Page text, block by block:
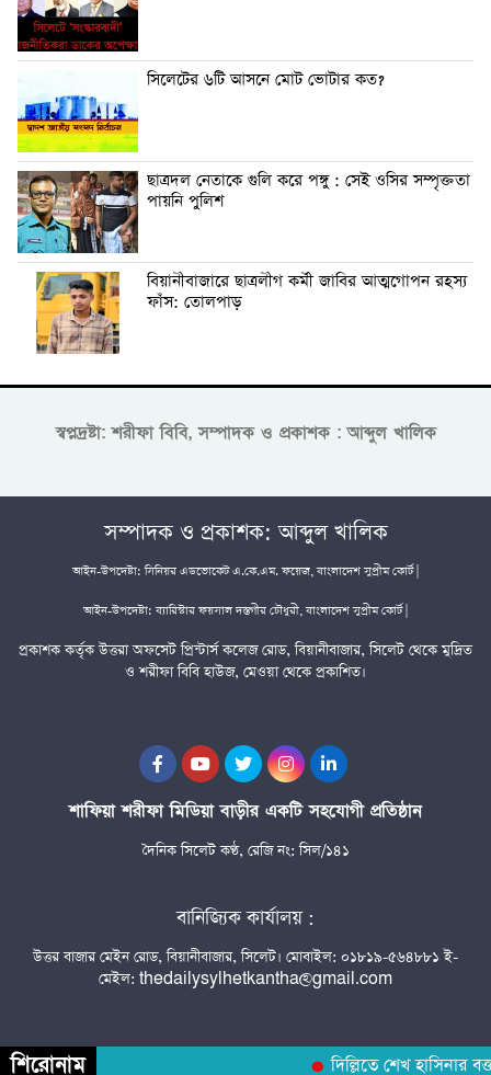
সিলেটের ৬টি আসনে মোট ভোটার কত?
ছাত্রদল নেতাকে গুলি করে পঙ্গু : সেই ওসির সম্পৃক্ততা
পায়নি পুলিশ
বিয়ানীবাজারে ছাত্রলীগ কর্মী জাবির আত্মগোপন রহস্য
ফাঁস: তোলপাড়
স্বপ্নদ্রষ্টা: শরীফা বিবি, সম্পাদক ও প্রকাশক : আব্দুল খালিক
সম্পাদক ও প্রকাশক: আব্দুল খালিক
আইন-উপদেষ্টা: সিনিয়র এডভোকেট এ.কে.এম. ফয়েজ, বাংলাদেশ সুপ্রীম কোর্ট |
আইন-উপদেষ্টা: ব্যারিস্টার ফয়সাল দস্তগীর চৌধুরী, বাংলাদেশ সুপ্রীম কোর্ট |
প্রকাশক কর্তৃক উত্তরা অফসেট প্রিন্টার্স কলেজ রোড, বিয়ানীবাজার, সিলেট থেকে মুদ্রিত
ও শরীফা বিবি হাউজ, মেওয়া থেকে প্রকাশিত।
শাফিয়া শরীফা মিডিয়া বাড়ীর একটি সহযোগী প্রতিষ্ঠান
দৈনিক সিলেট কণ্ঠ, রেজি নং: সিল/১৪১
বানিজ্যিক কার্যালয় :
উত্তর বাজার মেইন রোড, বিয়ানীবাজার, সিলেট। মোবাইল: ০১৮১৯-৫৬৪৮৮১ ই-
মেইল: thedailysylhetkantha@gmail.com
শিরোনাম দিল্লিতে শেখ হাসিনার